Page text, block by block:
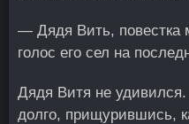
— Дядя Вить, повестка
голос его сел на
Дядя Витя не
долго, прищурившись,